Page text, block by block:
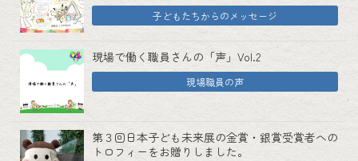
子どもたちからのメッセージ
現場で働く職員さんの「声」Vol.2
現場職員の声
第３回日本子ども未来展の金賞・銀賞受賞者への
トロフィーをお贈りしました。